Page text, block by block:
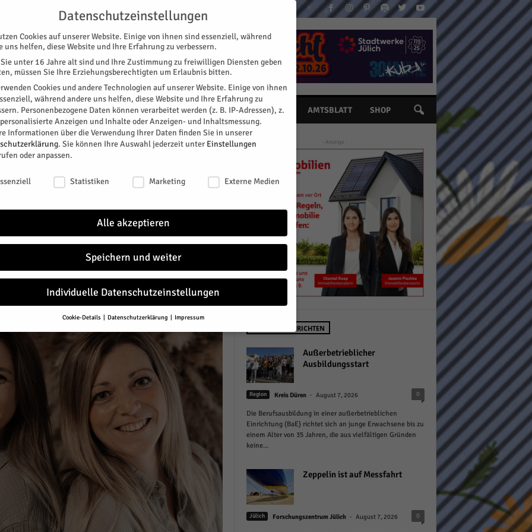
KONTAKT IMPRESSUM
SPEZIAL E-PAPER KINO GALERIE TERMINE AMTSBLATT SHOP
Auf der Dürener Straße 11a hat die
eröffnet.
- Anzeige -
NEUSTE NACHRICHTEN
Außerbetrieblicher
Ausbildungsstart
Region Kreis Düren - August 7, 2026 0
Die Berufsausbildung in einer außerbetrieblichen
Einrichtung (BaE) richtet sich an junge Erwachsene bis zu
einem Alter von 35 Jahren, die aus vielfältigen Gründen
keine...
Zeppelin ist auf Messfahrt
Jülich Forschungszentrum Jülich - August 7, 2026 0
Datenschutzeinstellungen
Cookies auf unserer Website. Einige von ihnen sind essenziell, während
uns helfen, diese Website und Ihre Erfahrung zu verbessern.
unter 16 Jahre alt sind und Ihre Zustimmung zu freiwilligen Diensten geben
müssen Sie Ihre Erziehungsberechtigten um Erlaubnis bitten.
Cookies und andere Technologien auf unserer Website. Einige von ihnen
während andere uns helfen, diese Website und Ihre Erfahrung zu
Personenbezogene Daten können verarbeitet werden (z. B. IP-Adressen), z.
Anzeigen und Inhalte oder Anzeigen- und Inhaltsmessung.
Informationen über die Verwendung Ihrer Daten finden Sie in unserer
. Sie können Ihre Auswahl jederzeit unter Einstellungen
oder anpassen.
Statistiken Marketing Externe Medien
Alle akzeptieren
Speichern und weiter
Individuelle Datenschutzeinstellungen
Cookie-Details Datenschutzerklärung Impressum
Datenschutzeinstellungen
Sie unter 16 Jahre alt sind und Ihre Zustimmung zu freiwilligen Diensten geben
müssen Sie Ihre Erziehungsberechtigten um Erlaubnis bitten.
Cookies und andere Technologien auf unserer Website. Einige von ihnen
während andere uns helfen, diese Website und Ihre Erfahrung zu
Personenbezogene Daten können verarbeitet werden (z. B. IP-Adressen), z.
Anzeigen und Inhalte oder Anzeigen- und Inhaltsmessung.
Informationen über die Verwendung Ihrer Daten finden Sie in unserer
Sie eine Übersicht über alle verwendeten Cookies. Sie können Ihre
zu ganzen Kategorien geben oder sich weitere Informationen anzeigen
und so nur bestimmte Cookies auswählen.
akzeptieren
und weiter
Zurück